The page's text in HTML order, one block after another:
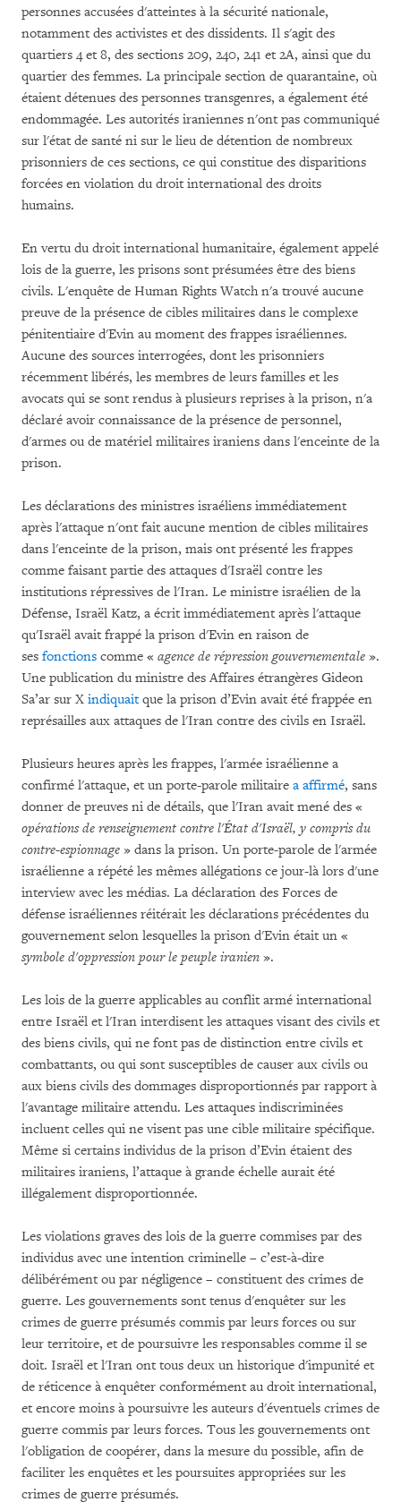
personnes accusées d'atteintes à la sécurité nationale,
notamment des activistes et des dissidents. Il s'agit des
quartiers 4 et 8, des sections 209, 240, 241 et 2A, ainsi que du
quartier des femmes. La principale section de quarantaine, où
étaient détenues des personnes transgenres, a également été
endommagée. Les autorités iraniennes n'ont pas communiqué
sur l'état de santé ni sur le lieu de détention de nombreux
prisonniers de ces sections, ce qui constitue des disparitions
forcées en violation du droit international des droits
humains.
En vertu du droit international humanitaire, également appelé
lois de la guerre, les prisons sont présumées être des biens
civils. L'enquête de Human Rights Watch n'a trouvé aucune
preuve de la présence de cibles militaires dans le complexe
pénitentiaire d'Evin au moment des frappes israéliennes.
Aucune des sources interrogées, dont les prisonniers
récemment libérés, les membres de leurs familles et les
avocats qui se sont rendus à plusieurs reprises à la prison, n'a
déclaré avoir connaissance de la présence de personnel,
d'armes ou de matériel militaires iraniens dans l'enceinte de la
prison.
Les déclarations des ministres israéliens immédiatement
après l'attaque n'ont fait aucune mention de cibles militaires
dans l'enceinte de la prison, mais ont présenté les frappes
comme faisant partie des attaques d'Israël contre les
institutions répressives de l'Iran. Le ministre israélien de la
Défense, Israël Katz, a écrit immédiatement après l'attaque
qu'Israël avait frappé la prison d'Evin en raison de
ses fonctions comme « agence de répression gouvernementale ».
Une publication du ministre des Affaires étrangères Gideon
Sa’ar sur X indiquaitque la prison d’Evin avait été frappée en
représailles aux attaques de l'Iran contre des civils en Israël.
Plusieurs heures après les frappes, l'armée israélienne a
confirmé l'attaque, et un porte-parole militaire a affirmé, sans
donner de preuves ni de détails, que l'Iran avait mené des «
opérations de renseignement contre l'État d'Israël, y compris du
contre-espionnage » dans la prison. Un porte-parole de l'armée
israélienne a répété les mêmes allégations ce jour-là lors d'une
interview avec les médias. La déclaration des Forces de
défense israéliennes réitérait les déclarations précédentes du
gouvernement selon lesquelles la prison d'Evin était un «
symbole d'oppression pour le peuple iranien ».
Les lois de la guerre applicables au conflit armé international
entre Israël et l'Iran interdisent les attaques visant des civils et
des biens civils, qui ne font pas de distinction entre civils et
combattants, ou qui sont susceptibles de causer aux civils ou
aux biens civils des dommages disproportionnés par rapport à
l'avantage militaire attendu. Les attaques indiscriminées
incluent celles qui ne visent pas une cible militaire spécifique.
Même si certains individus de la prison d’Evin étaient des
militaires iraniens, l’attaque à grande échelle aurait été
illégalement disproportionnée.
Les violations graves des lois de la guerre commises par des
individus avec une intention criminelle – c’est-à-dire
délibérément ou par négligence – constituent des crimes de
guerre. Les gouvernements sont tenus d'enquêter sur les
crimes de guerre présumés commis par leurs forces ou sur
leur territoire, et de poursuivre les responsables comme il se
doit. Israël et l'Iran ont tous deux un historique d'impunité et
de réticence à enquêter conformément au droit international,
et encore moins à poursuivre les auteurs d'éventuels crimes de
guerre commis par leurs forces. Tous les gouvernements ont
l'obligation de coopérer, dans la mesure du possible, afin de
faciliter les enquêtes et les poursuites appropriées sur les
crimes de guerre présumés.